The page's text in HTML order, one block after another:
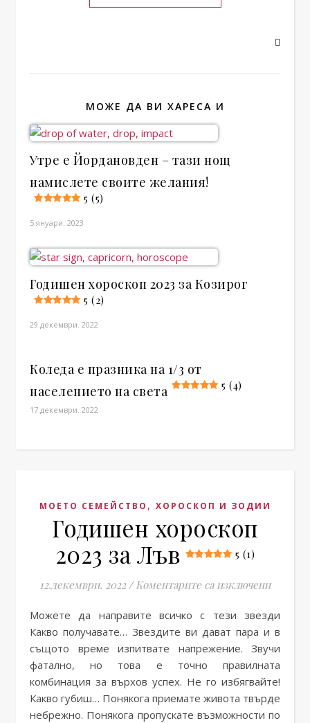
МОЖЕ ДА ВИ ХАРЕСА И
Утре е Йордановден – тази нощ
намислете своите желания!
5 (5)
5.януари. 2023
Годишен хороскоп 2023 за Козирог
5 (2)
29.декември. 2022
Коледа е празника на 1/3 от
населението на света
5 (4)
17.декември. 2022
МОЕТО СЕМЕЙСТВО , ХОРОСКОП И ЗОДИИ
Годишен хороскоп
2023 за Лъв
5 (1)
12.декември. 2022 / Коментарите са изключениза
Можете да направите всичко с тези звезди
Какво получавате… Звездите ви дават пара и в
същото време изпитвате напрежение. Звучи
фатално, но това е точно правилната
комбинация за върхов успех. Не го избягвайте!
Какво губиш… Понякога приемате живота твърде
небрежно. Понякога пропускате възможности по